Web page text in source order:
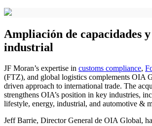
Ampliación de capacidades
industrial
​JF Moran’s expertise in customs compliance,
(FTZ), and global logistics complements OIA
driven approach to international trade. The
strengthens OIA’s position in key industries,
lifestyle, energy, industrial, and automotive &
Jeff Barrie, Director General de OIA Global,